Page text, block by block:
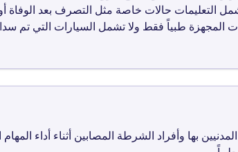
حالات خاصة مثل التصرف بعد الوفاة أو
المجهزة طبياً فقط ولا تشمل السيارات التي تم
بها وأفراد الشرطة المصابين أثناء أداء